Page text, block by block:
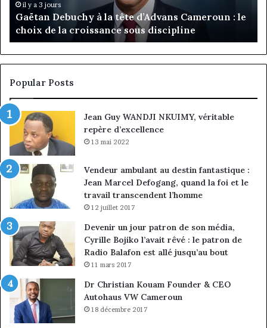
choix
de
la
croissance
sous
il y a 3 jours
Gaëtan Debuchy à la tête d’Advans Cameroun : le
choix de la croissance sous discipline
à
la
Popular Posts
Jean Guy WANDJI NKUIMY, véritable
repère d’excellence
13 mai 2022
Vendeur ambulant au destin fantastique :
Jean Marcel Defogang, quand la foi et le
travail transcendent l’homme
12 juillet 2017
Devenir un jour patron de son média,
Cyrille Bojiko l’avait rêvé : le patron de
Radio Balafon est allé jusqu’au bout
11 mars 2017
Dr Christian Kouam Founder & CEO
Autohaus VW Cameroun
18 décembre 2017